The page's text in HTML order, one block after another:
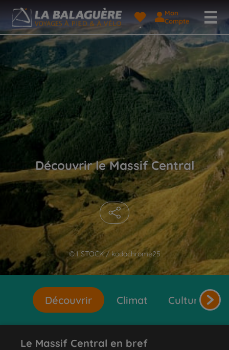
Mon
Compte
© I STOCK / kodachrome25
Découvrir le Massif Central
Découvrir Climat Cultures et
Le Massif Central en bref